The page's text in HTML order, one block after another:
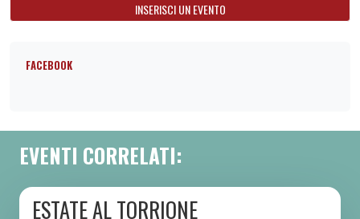
INSERISCI UN EVENTO
FACEBOOK
EVENTI CORRELATI:
DA SAB 06/06 A SAB 08/08 2026
ESTATE AL TORRIONE